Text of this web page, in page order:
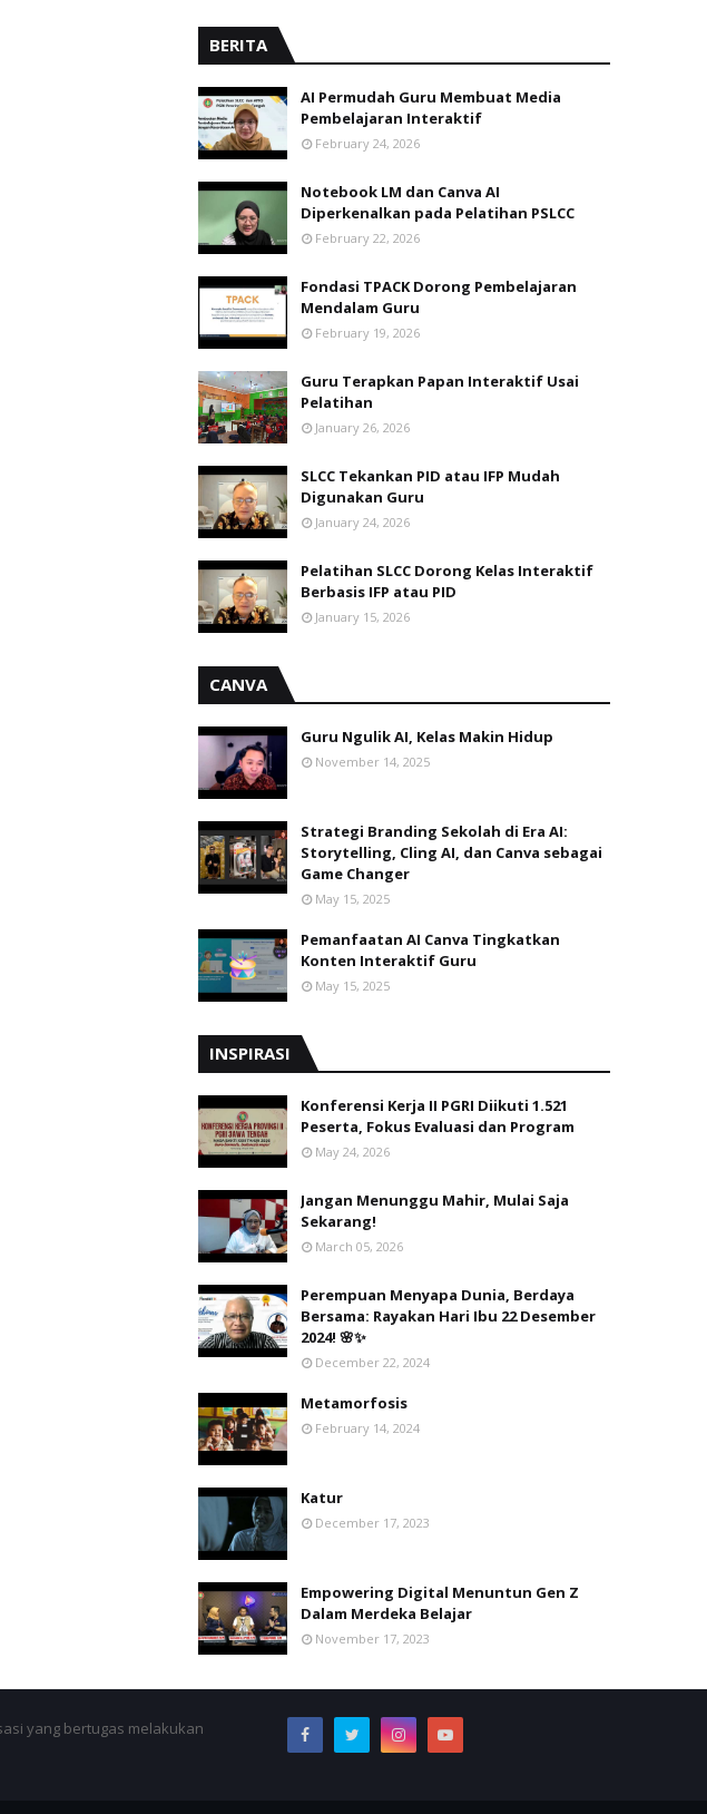
BERITA
AI Permudah Guru Membuat Media
Pembelajaran Interaktif
February 24, 2026
Notebook LM dan Canva AI
Diperkenalkan pada Pelatihan PSLCC
February 22, 2026
Fondasi TPACK Dorong Pembelajaran
Mendalam Guru
February 19, 2026
Guru Terapkan Papan Interaktif Usai
Pelatihan
January 26, 2026
SLCC Tekankan PID atau IFP Mudah
Digunakan Guru
January 24, 2026
Pelatihan SLCC Dorong Kelas Interaktif
Berbasis IFP atau PID
January 15, 2026
CANVA
Guru Ngulik AI, Kelas Makin Hidup
November 14, 2025
Strategi Branding Sekolah di Era AI:
Storytelling, Cling AI, dan Canva sebagai
Game Changer
May 15, 2025
Pemanfaatan AI Canva Tingkatkan
Konten Interaktif Guru
May 15, 2025
INSPIRASI
Konferensi Kerja II PGRI Diikuti 1.521
Peserta, Fokus Evaluasi dan Program
May 24, 2026
Jangan Menunggu Mahir, Mulai Saja
Sekarang!
March 05, 2026
Perempuan Menyapa Dunia, Berdaya
Bersama: Rayakan Hari Ibu 22 Desember
2024! 🌸✨
December 22, 2024
Metamorfosis
February 14, 2024
Katur
December 17, 2023
Empowering Digital Menuntun Gen Z
Dalam Merdeka Belajar
November 17, 2023
yang bertugas melakukan